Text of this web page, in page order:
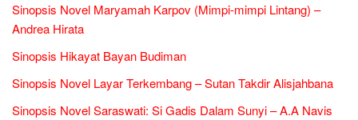
Sinopsis Novel Maryamah Karpov (Mimpi-mimpi Lintang) –
Andrea Hirata
Sinopsis Hikayat Bayan Budiman
Sinopsis Novel Layar Terkembang – Sutan Takdir Alisjahbana
Sinopsis Novel Saraswati: Si Gadis Dalam Sunyi – A.A Navis